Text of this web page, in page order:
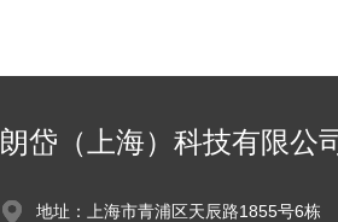
朗岱（上海）科技有限公
地址：上海市青浦区天辰路1855号6栋